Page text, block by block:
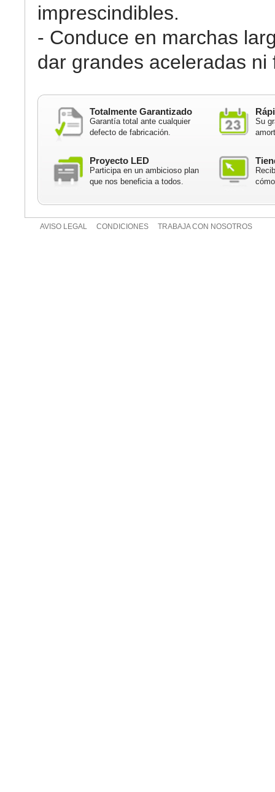
imprescindibles.
- Conduce en marchas
dar grandes aceleradas ni
Totalmente Garantizado
Garantía total ante cualquier
defecto de fabricación.
Su
Proyecto LED
Participa en un ambicioso plan
que nos beneficia a todos.
AVISO LEGAL CONDICIONES TRABAJA CON NOSOTROS